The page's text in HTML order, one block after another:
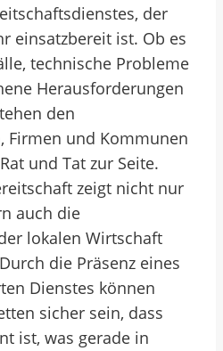
der
einsatzbereit ist. Ob es
technische Probleme
Herausforderungen
den
Firmen und Kommunen
und Tat zur Seite.
zeigt nicht nur
auch die
lokalen Wirtschaft
die Präsenz eines
Dienstes können
sicher sein, dass
ist, was gerade in